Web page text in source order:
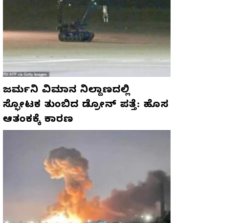
ಜರ್ಮನಿ ವಿಮಾನ ನಿಲ್ದಾಣದಲ್ಲಿ
ಸ್ಫೋಟಕ ತುಂಬಿದ ಡ್ರೋನ್ ಪತ್ತೆ: ಹೊಸ
ಆತಂಕಕ್ಕೆ ಕಾರಣ